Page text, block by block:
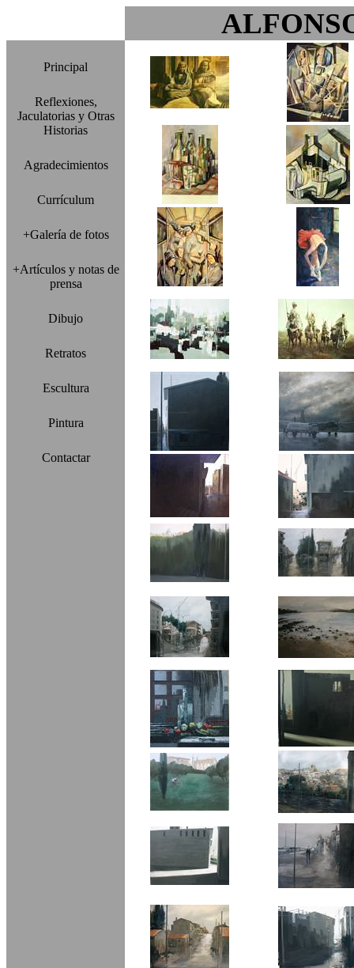
Principal
Reflexiones,
Jaculatorias y Otras
Historias
Agradecimientos
Currículum
+Galería de fotos
+Artículos y notas de
prensa
Dibujo
Retratos
Escultura
Pintura
Contactar